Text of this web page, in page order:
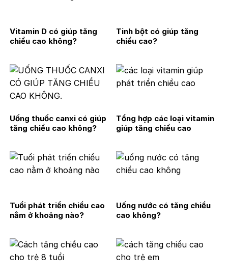
Vitamin D có giúp tăng
chiều cao không?
Tinh bột có giúp tăng
chiều cao?
Uống thuốc canxi có giúp
tăng chiều cao không?
Tổng hợp các loại vitamin
giúp tăng chiều cao
Tuổi phát triển chiều cao
nằm ở khoảng nào?
Uống nước có tăng chiều
cao không?